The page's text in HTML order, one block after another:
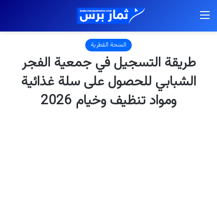
المنحة القطرية
طريقة التسجيل في جمعية الفجر
الشبابي للحصول على سلة غذائية
ومواد تنظيف وخيام 2026